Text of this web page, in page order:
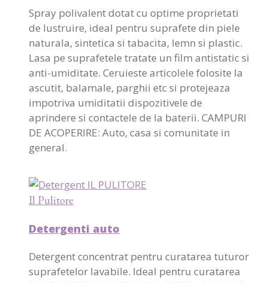
Spray polivalent dotat cu optime proprietati
de lustruire, ideal pentru suprafete din piele
naturala, sintetica si tabacita, lemn si plastic.
Lasa pe suprafetele tratate un film antistatic si
anti-umiditate. Ceruieste articolele folosite la
ascutit, balamale, parghii etc si protejeaza
impotriva umiditatii dispozitivele de
aprindere si contactele de la baterii. CAMPURI
DE ACOPERIRE: Auto, casa si comunitate in
general.
Il Pulitore
Detergenti auto
Detergent concentrat pentru curatarea tuturor
suprafetelor lavabile. Ideal pentru curatarea